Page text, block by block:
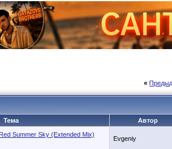
«
Тема
Автор
Summer Sky (Extended Mix)
Evgeniy